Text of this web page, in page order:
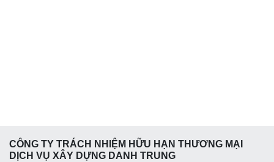
CÔNG TY TRÁCH NHIỆM HỮU HẠN THƯƠNG MẠI
DỊCH VỤ XÂY DỰNG DANH TRUNG